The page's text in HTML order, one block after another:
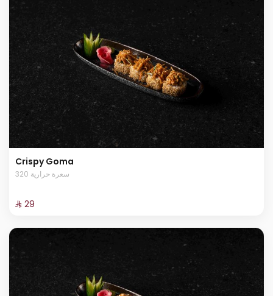
Crispy Goma
320 سعرة حرارية
⁨⁦‪‬ 29⁩